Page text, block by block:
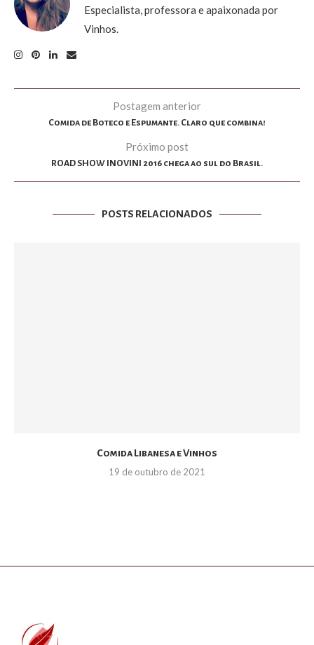
Especialista, professora e apaixonada por
Vinhos.
Postagem anterior
Comida de Boteco e Espumante. Claro que combina!
Próximo post
ROAD SHOW INOVINI 2016 chega ao sul do Brasil.
POSTS RELACIONADOS
Comida Libanesa e Vinhos
19 de outubro de 2021